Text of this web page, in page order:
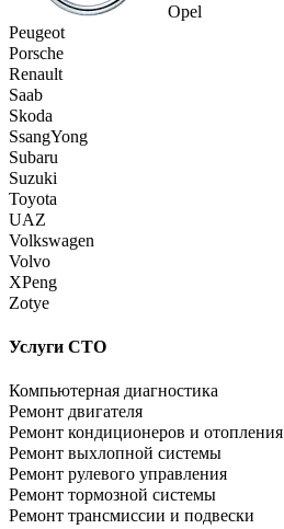
Opel
Peugeot
Porsche
Renault
Saab
Skoda
SsangYong
Subaru
Suzuki
Toyota
UAZ
Volkswagen
Volvo
XPeng
Zotye
Услуги СТО
Компьютерная диагностика
Ремонт двигателя
Ремонт кондиционеров и отопления
Ремонт выхлопной системы
Ремонт рулевого управления
Ремонт тормозной системы
Ремонт трансмиссии и подвески